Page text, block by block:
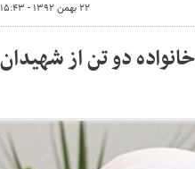
۲۲ بهمن ۱۳۹۲ - ۱۵:۴۳
دو تن از